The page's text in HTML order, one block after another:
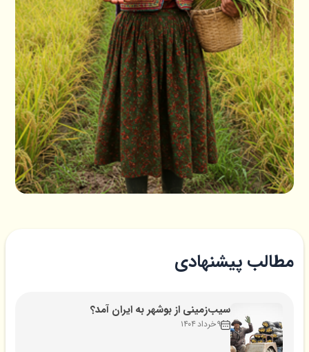
مطالب پیشنهادی
سیب‌زمینی از بوشهر به ایران آمد؟
۹ خرداد ۱۴۰۴